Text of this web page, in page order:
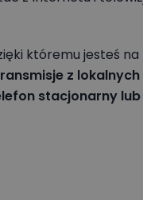
któremu jesteś
z
stacjonarny
umotywowanego
Podanie danych jest